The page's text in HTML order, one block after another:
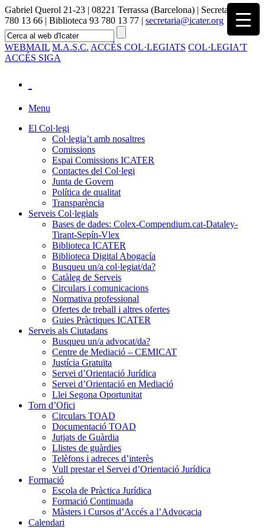
Gabriel Querol 21-23 | 08221 Terrassa (Barcelona) | Secretaria 93
780 13 66 | Biblioteca 93 780 13 77 | secretaria@icater.org
WEBMAIL M.A.S.C. ACCÉS COL·LEGIATS COL·LEGIA'T
ACCÉS SIGA
Menu
El Col·legi
Col·legia’t amb nosaltres
Comissions
Espai Comissions ICATER
Contactes del Col·legi
Junta de Govern
Política de qualitat
Transparència
Serveis Col·legials
Bases de dades: Colex-Compendium.cat-Dataley-
Tirant-Sepín-Vlex
Biblioteca ICATER
Biblioteca Digital Abogacía
Busqueu un/a col·legiat/da?
Catàleg de Serveis
Circulars i comunicacions
Normativa professional
Ofertes de treball i altres ofertes
Guies Pràctiques ICATER
Serveis als Ciutadans
Busqueu un/a advocat/da?
Centre de Mediació – CEMICAT
Justícia Gratuïta
Servei d’Orientació Jurídica
Servei d’Orientació en Mediació
Llei Segona Oportunitat
Torn d’Ofici
Circulars TOAD
Documentació TOAD
Jutjats de Guàrdia
Llistes de guàrdies
Telèfons i adreces d’interès
Vull prestar el Servei d’Orientació Jurídica
Formació
Escola de Pràctica Jurídica
Formació Continuada
Màsters i Cursos d’Accés a l’Advocacia
Calendari